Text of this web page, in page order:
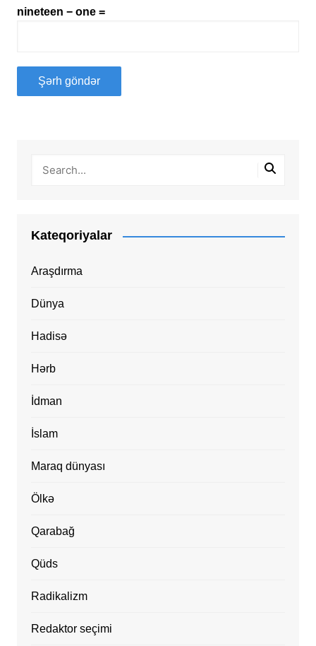
nineteen − one =
Kateqoriyalar
Araşdırma
Dünya
Hadisə
Hərb
İdman
İslam
Maraq dünyası
Ölkə
Qarabağ
Qüds
Radikalizm
Redaktor seçimi